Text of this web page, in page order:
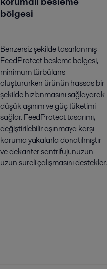
bölgesi
Benzersiz şekilde tasarlanmış
FeedProtect besleme bölgesi,
minimum türbülans
oluştururken ürünün hassas bir
şekilde hızlanmasını sağlayarak
düşük aşınım ve güç tüketimi
sağlar. FeedProtect tasarımı,
değiştirilebilir aşınmaya karşı
koruma yakalarla donatılmıştır
ve dekanter santrifüjünüzün
uzun süreli çalışmasını destekler.